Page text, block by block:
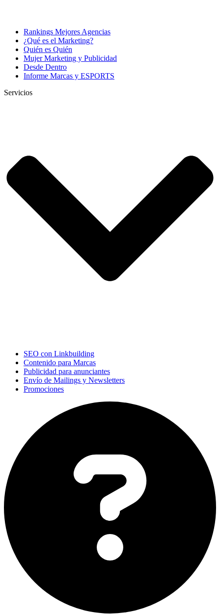
Rankings Mejores Agencias
¿Qué es el Marketing?
Quién es Quién
Mujer Marketing y Publicidad
Desde Dentro
Informe Marcas y ESPORTS
Servicios
SEO con Linkbuilding
Contenido para Marcas
Publicidad para anunciantes
Envío de Mailings y Newsletters
Promociones